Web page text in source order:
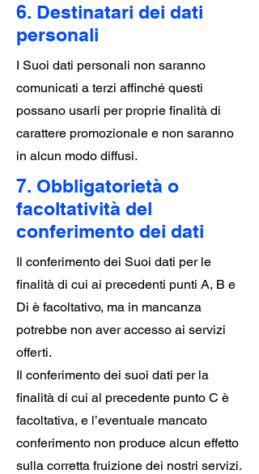
6. Destinatari dei dati
personali
I Suoi dati personali non saranno
comunicati a terzi affinché questi
possano usarli per proprie finalità di
carattere promozionale e non saranno
in alcun modo diffusi.
7. Obbligatorietà o
facoltatività del
conferimento dei dati
Il conferimento dei Suoi dati per le
finalità di cui ai precedenti punti A, B e
Di è facoltativo, ma in mancanza
potrebbe non aver accesso ai servizi
offerti.
Il conferimento dei suoi dati per la
finalità di cui al precedente punto C è
facoltativa, e l’eventuale mancato
conferimento non produce alcun effetto
sulla corretta fruizione dei nostri servizi.